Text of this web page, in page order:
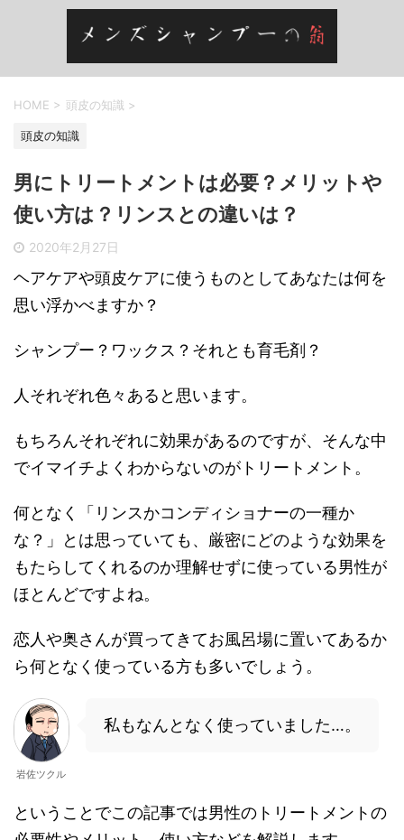
HOME > 頭皮の知識 >
頭皮の知識
男にトリートメントは必要？メリットや
使い方は？リンスとの違いは？
2020年2月27日
ヘアケアや頭皮ケアに使うものとしてあなたは何を
思い浮かべますか？
シャンプー？ワックス？それとも育毛剤？
人それぞれ色々あると思います。
もちろんそれぞれに効果があるのですが、そんな中
でイマイチよくわからないのがトリートメント。
何となく
「リンスかコンディショナーの一種か
な？」
とは思っていても、厳密にどのような効果を
もたらしてくれるのか理解せずに使っている男性が
ほとんどですよね。
恋人や奥さんが買ってきてお風呂場に置いてあるか
ら何となく使っている方も多いでしょう。
岩佐ツクル
私もなんとなく使っていました…。
ということでこの記事では男性のトリートメントの